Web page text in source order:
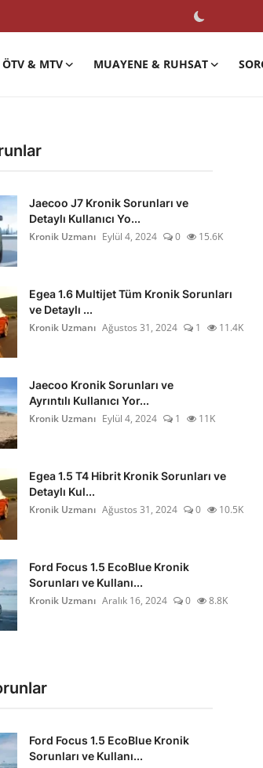
& MTV MUAYENE & RUHSAT
Jaecoo J7 Kronik Sorunları ve
Detaylı Kullanıcı Yo...
Kronik Uzmanı Eylül 4, 2024 0 15.6K
Egea 1.6 Multijet Tüm Kronik Sorunları
ve Detaylı ...
Kronik Uzmanı Ağustos 31, 2024 1 11.4K
Jaecoo Kronik Sorunları ve
Ayrıntılı Kullanıcı Yor...
Kronik Uzmanı Eylül 4, 2024 1 11K
Egea 1.5 T4 Hibrit Kronik Sorunları ve
Detaylı Kul...
Kronik Uzmanı Ağustos 31, 2024 0 10.5K
Ford Focus 1.5 EcoBlue Kronik
Sorunları ve Kullanı...
Kronik Uzmanı Aralık 16, 2024 0 8.8K
Ford Focus 1.5 EcoBlue Kronik
Sorunları ve Kullanı...